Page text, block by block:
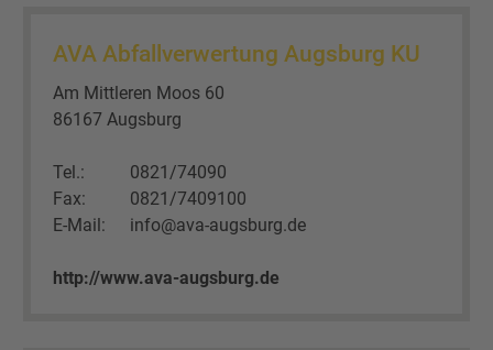
AVA Abfallverwertung Augsburg KU
Am Mittleren Moos 60
86167 Augsburg
Tel.:
0821/74090
Fax:
0821/7409100
E-Mail:
info@ava-augsburg.de
http://www.ava-augsburg.de